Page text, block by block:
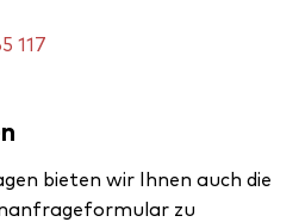
117
bieten wir Ihnen auch die
zu